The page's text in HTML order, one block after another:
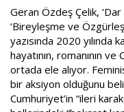
Geran Özdeş Çelik,
‘Bireyleşme ve
yazısında 2020 yılında
hayatının, romanının
ortada ele alıyor.
bir aksiyon olduğunu
Cumhuriyet’in “ileri